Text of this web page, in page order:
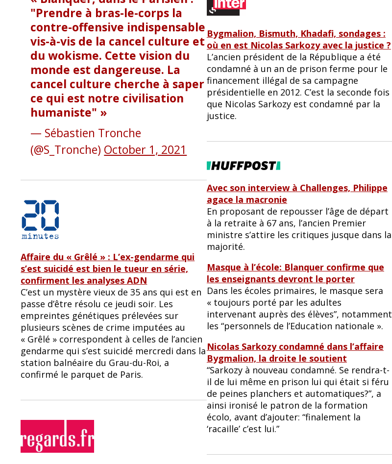
"Prendre à bras-le-corps la
contre-offensive indispensable
vis-à-vis de la cancel culture et
du wokisme. Cette vision du
monde est dangereuse. La
cancel culture cherche à saper
ce qui est notre civilisation
humaniste"
— Sébastien Tronche
(@S_Tronche) October 1, 2021
Affaire du « Grêlé » : L’ex-gendarme qui
s’est suicidé est bien le tueur en série,
confirment les analyses ADN
C’est un mystère vieux de 35 ans qui est en
passe d’être résolu ce jeudi soir. Les
empreintes génétiques prélevées sur
plusieurs scènes de crime imputées au
« Grêlé » correspondent à celles de l’ancien
gendarme qui s’est suicidé mercredi dans la
station balnéaire du Grau-du-Roi, a
confirmé le parquet de Paris.
Bygmalion, Bismuth, Khadafi, sondages :
où en est Nicolas Sarkozy avec la justice ?
L’ancien président de la République a été
condamné à un an de prison ferme pour le
financement illégal de sa campagne
présidentielle en 2012. C’est la seconde fois
que Nicolas Sarkozy est condamné par la
justice.
Avec son interview à Challenges, Philippe
agace la macronie
En proposant de repousser l’âge de départ
à la retraite à 67 ans, l’ancien Premier
ministre s’attire les critiques jusque dans la
majorité.
Masque à l’école: Blanquer confirme que
les enseignants devront le porter
Dans les écoles primaires, le masque sera
« toujours porté par les adultes
intervenant auprès des élèves”, notamment
les “personnels de l’Education nationale ».
Nicolas Sarkozy condamné dans l’affaire
Bygmalion, la droite le soutient
“Sarkozy à nouveau condamné. Se rendra-t-
il de lui même en prison lui qui était si féru
de peines planchers et automatiques?”, a
ainsi ironisé le patron de la formation
écolo, avant d’ajouter: “finalement la
‘racaille’ c’est lui.”